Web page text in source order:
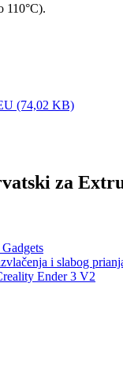
110°C).
(74,02 KB)
za
i slabog
Ender 3 V2